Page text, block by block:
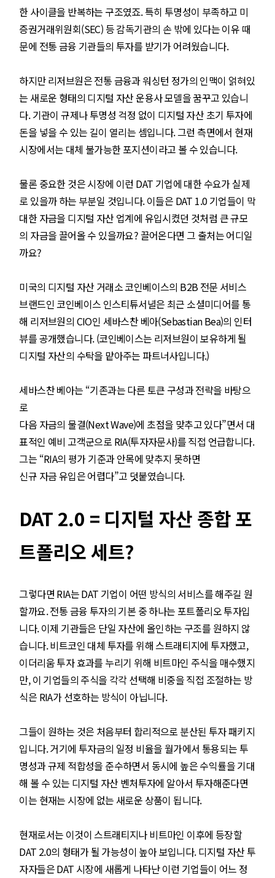
한 사이클을 반복하는 구조였죠. 특히 투명성이 부족하고 미
증권거래위원회(SEC) 등 감독기관의 손 밖에 있다는 이유 때
문에 전통 금융 기관들의 투자를 받기가 어려웠습니다.
하지만 리저브원은 전통 금융과 워싱턴 정가의 인맥이 얽혀있
는 새로운 형태의 디지털 자산 운용사 모델을 꿈꾸고 있습니
다. 기관이 규제나 투명성 걱정 없이 디지털 자산 초기 투자에
돈을 넣을 수 있는 길이 열리는 셈입니다. 그런 측면에서 현재
시장에서는 대체 불가능한 포지션이라고 볼 수 있습니다.
물론 중요한 것은 시장에 이런 DAT 기업에 대한 수요가 실제
로 있을까 하는 부분일 것입니다. 이들은 DAT 1.0 기업들이 막
대한 자금을 디지털 자산 업계에 유입시켰던 것처럼 큰 규모
의 자금을 끌어올 수 있을까요? 끌어온다면 그 출처는 어디일
까요?
미국의 디지털 자산 거래소 코인베이스의 B2B 전문 서비스
브랜드인 코인베이스 인스티튜서녈은 최근 소셜미디어를 통
해 리저브원의 CIO인 세바스찬 베아(Sebastian Bea)의 인터
뷰를 공개했습니다. (코인베이스는 리저브원이 보유하게 될
디지털 자산의 수탁을 맡아주는 파트너사입니다.)
세바스찬 베아는 “기존과는 다른 토큰 구성과 전략을 바탕으
로
다음 자금의 물결(Next Wave)에 초점을 맞추고 있다”면서 대
표적인 예비 고객군으로 RIA(투자자문사)를 직접 언급합니다.
그는 “RIA의 평가 기준과 안목에 맞추지 못하면
신규 자금 유입은 어렵다”고 덧붙였습니다.
DAT 2.0 = 디지털 자산 종합 포
트폴리오 세트?
그렇다면 RIA는 DAT 기업이 어떤 방식의 서비스를 해주길 원
할까요. 전통 금융 투자의 기본 중 하나는 포트폴리오 투자입
니다. 이제 기관들은 단일 자산에 올인하는 구조를 원하지 않
습니다. 비트코인 대체 투자를 위해 스트래티지에 투자했고,
이더리움 투자 효과를 누리기 위해 비트마인 주식을 매수했지
만, 이 기업들의 주식을 각각 선택해 비중을 직접 조절하는 방
식은 RIA가 선호하는 방식이 아닙니다.
그들이 원하는 것은 처음부터 합리적으로 분산된 투자 패키지
입니다. 거기에 투자금의 일정 비율을 월가에서 통용되는 투
명성과 규제 적합성을 준수하면서 동시에 높은 수익률을 기대
해 볼 수 있는 디지털 자산 벤처투자에 알아서 투자해준다면
이는 현재는 시장에 없는 새로운 상품이 됩니다.
현재로서는 이것이 스트래티지나 비트마인 이후에 등장할
DAT 2.0의 형태가 될 가능성이 높아 보입니다. 디지털 자산 투
자자들은 DAT 시장에 새롭게 나타난 이런 기업들이 어느 정